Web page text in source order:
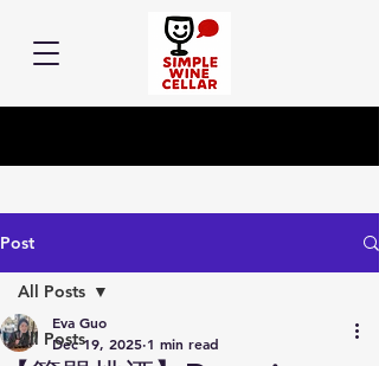
Post
All Posts
All Posts
Eva Guo
Dec 19, 2025 1 min read